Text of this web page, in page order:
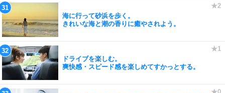
海に行って砂浜を歩く。
きれいな海と潮の香りに癒やされよう。
ドライブを楽しむ。
爽快感・スピード感を楽しめてすかっとする。